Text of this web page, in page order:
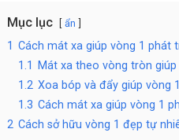
Mục lục ẩn
1 Cách mát xa giúp vòng 1 phát
1.1
Mát xa theo vòng tròn
1.2 Xoa bóp và đẩy giúp vòng
1.3 Cách mát xa giúp vòng 1
2 Cách sở hữu vòng 1 đẹp tự